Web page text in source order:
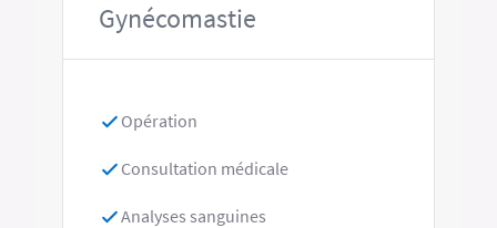
Gynécomastie
Opération
Consultation médicale
Analyses sanguines